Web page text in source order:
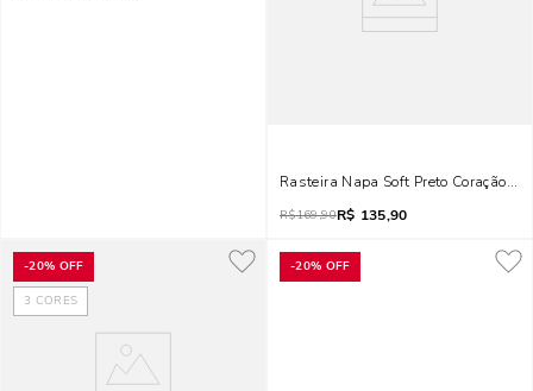
Rasteira Napa Soft Preto Coração
R$169,90R$ 135,90
-20% OFF
3 CORES
-20% OFF